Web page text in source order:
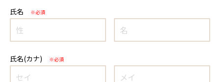
氏名 ※必須
氏名(カナ) ※必須